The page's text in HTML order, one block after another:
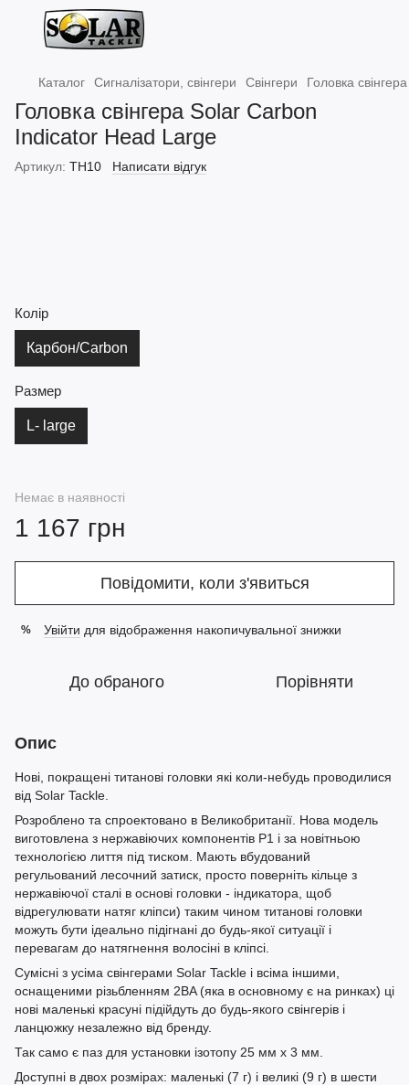
Каталог Сигналізатори, свінгери Свінгери Головка
Головка свінгера Solar Carbon
Indicator Head Large
Артикул: TH10 Написати відгук
Колір
Карбон/Carbon
Размер
L- large
Немає в наявності
1 167 грн
Повідомити, коли з'явиться
% Увійти для відображення накопичувальної знижки
До обраного Порівняти
Опис
Нові, покращені титанові головки які коли-небудь проводилися
від Solar Tackle.
Розроблено та спроектовано в Великобританії. Нова модель
виготовлена з нержавіючих компонентів P1 і за новітньою
технологією лиття під тиском. Мають вбудований
регульований лесочний затиск, просто поверніть кільце з
нержавіючої сталі в основі головки - індикатора, щоб
відрегулювати натяг кліпси) таким чином титанові головки
можуть бути ідеально підігнані до будь-якої ситуації і
перевагам до натягнення волосіні в кліпсі.
Сумісні з усіма свінгерами Solar Tackle і всіма іншими,
оснащеними різьбленням 2BA (яка в основному є на ринках) ці
нові маленькі красуні підійдуть до будь-якого свінгерів і
ланцюжку незалежно від бренду.
Так само є паз для установки ізотопу 25 мм х 3 мм.
Доступні в двох розмірах: маленькі (7 г) і великі (9 г) в шести